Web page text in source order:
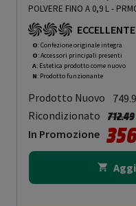
POLVERE
GRADING OOAN - 5%
ECCELLENTE
O: Confezione originale integra
O: Accessori principali presenti
A: Estetica prodotto come nuovo
N: Prodotto funzionante
Prodotto Nuovo
Ricondizionato 712.49
In Promozione